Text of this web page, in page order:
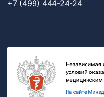
+7 (499) 444-24-24